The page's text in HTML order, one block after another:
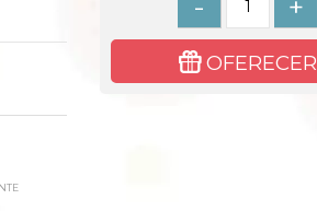
- +
OFERECER